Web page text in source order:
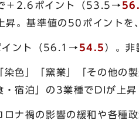
＋2.6ポイント（53.5→
昇。基準値の50ポイントを
イント（56.1→ 54.5 ）。
色」「窯業」「その他の
宿泊」の3業種でDIが上昇
ナ禍の影響の緩和や各種